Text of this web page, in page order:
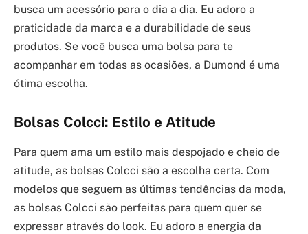
busca um acessório para o dia a dia. Eu adoro a
praticidade da marca e a durabilidade de seus
produtos. Se você busca uma bolsa para te
acompanhar em todas as ocasiões, a Dumond é uma
ótima escolha.
Bolsas Colcci: Estilo e Atitude
Para quem ama um estilo mais despojado e cheio de
atitude, as bolsas Colcci são a escolha certa. Com
modelos que seguem as últimas tendências da moda,
as bolsas Colcci são perfeitas para quem quer se
expressar através do look. Eu adoro a energia da